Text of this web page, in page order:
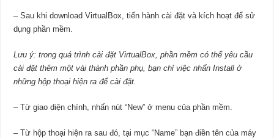
– Sau khi download VirtualBox, tiến hành cài đặt và kích hoạt để sử
dụng phần mềm.
Lưu ý: trong quá trình cài đặt VirtualBox, phần mềm có thể yêu cầu
cài đặt thêm một vài thành phần phụ, bạn chỉ việc nhấn Install ở
những hộp thoại hiện ra để cài đặt.
– Từ giao diện chính, nhấn nút “New” ở menu của phần mềm.
– Từ hộp thoại hiện ra sau đó, tại mục “Name” bạn điền tên của máy